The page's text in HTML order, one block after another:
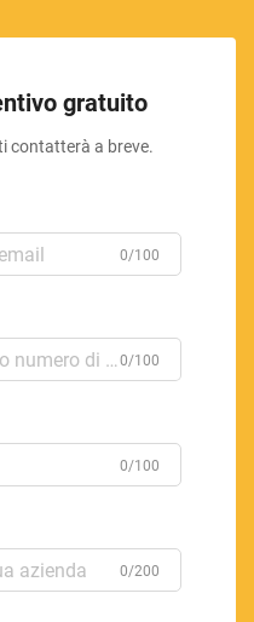
gratuito
contatterà a breve.
0/100
0/100
0/100
0/200